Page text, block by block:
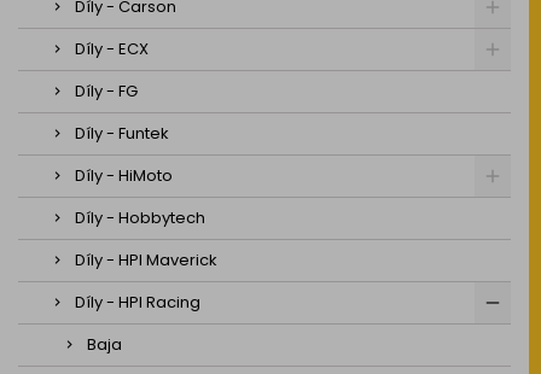
Díly - Carson
Díly - ECX
Díly - FG
Díly - Funtek
Díly - HiMoto
Díly - Hobbytech
Díly - HPI Maverick
Díly - HPI Racing
Baja